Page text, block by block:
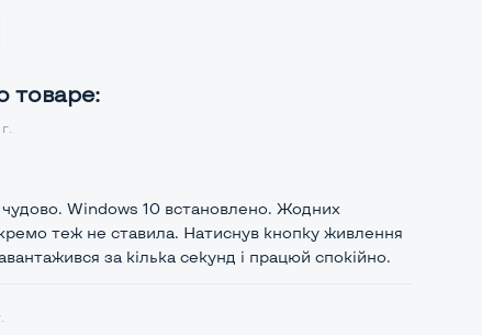
товаре:
Windows 10 встановлено. Жодних
теж не ставила. Натиснув кнопку живлення
за кілька секунд і працюй спокійно.